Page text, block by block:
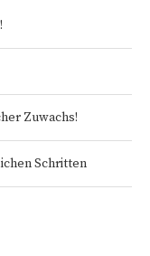
Zuwachs!
Schritten